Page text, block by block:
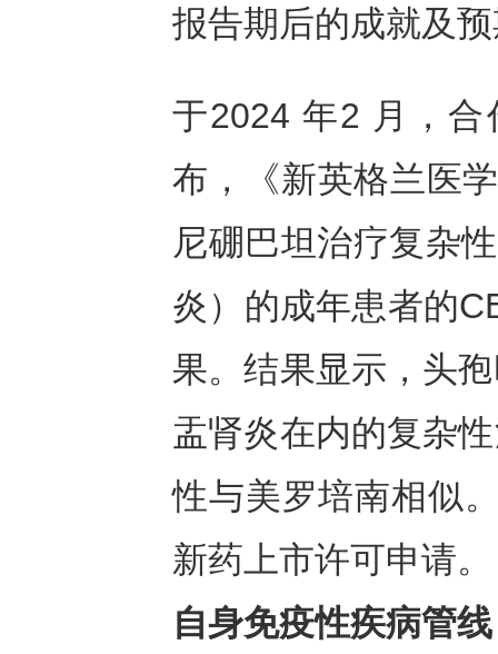
报告期后的成就及
于2024 年2 月，合
布，《新英格兰医
尼硼巴坦治疗复杂
炎）的成年患者的
果。结果显示，头
盂肾炎在内的复杂
性与美罗培南相似
新药上市许可申请。
自身免疫性疾病管线